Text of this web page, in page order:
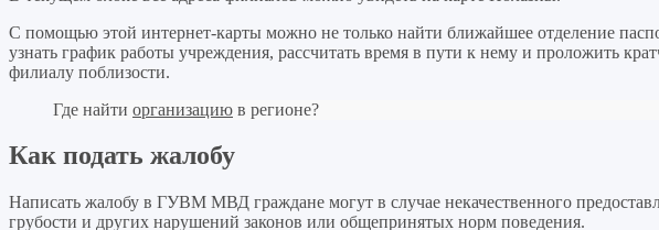
С помощью этой интернет-карты можно не только найти ближайшее отделение
узнать график работы учреждения, рассчитать время в пути к нему и проложить
филиалу поблизости.
Где найти организацию в регионе?
Как подать жалобу
Написать жалобу в ГУВМ МВД граждане могут в случае некачественного
грубости и других нарушений законов или общепринятых норм поведения.